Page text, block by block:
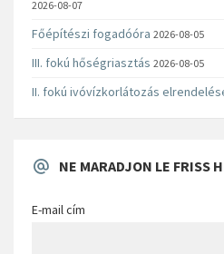
2026-08-07
Főépítészi fogadóóra 2026-08-05
III. fokú hőségriasztás 2026-08-05
II. fokú ivóvízkorlátozás
NE MARADJON LE FRISS
E-mail cím